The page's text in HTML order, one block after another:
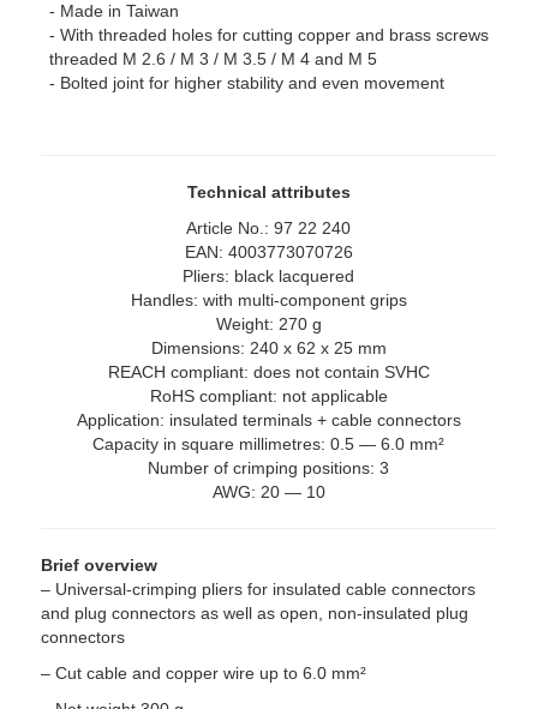
- Made in Taiwan
- With threaded holes for cutting copper and brass screws
threaded M 2.6 / M 3 / M 3.5 / M 4 and M 5
- Bolted joint for higher stability and even movement
Technical attributes
Article No.: 97 22 240
EAN: 4003773070726
Pliers: black lacquered
Handles: with multi-component grips
Weight: 270 g
Dimensions: 240 x 62 x 25 mm
REACH compliant: does not contain SVHC
RoHS compliant: not applicable
Application: insulated terminals + cable connectors
Capacity in square millimetres: 0.5 — 6.0 mm²
Number of crimping positions: 3
AWG: 20 — 10
Brief overview
– Universal-crimping pliers for insulated cable connectors
and plug connectors as well as open, non-insulated plug
connectors
– Cut cable and copper wire up to 6.0 mm²